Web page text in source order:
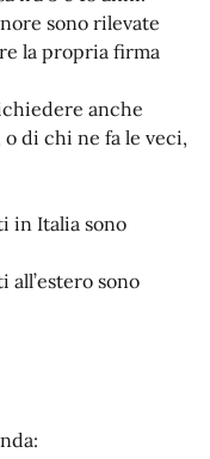
sono rilevate
la propria firma
anche
di chi ne fa le veci,
in Italia sono
sono